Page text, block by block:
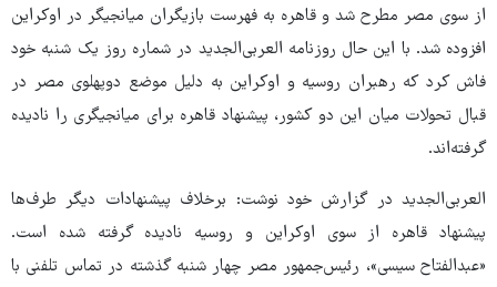
از سوی مصر مطرح شد و قاهره به فهرست بازیگران میانجیگر در اوکراین
افزوده شد. با این حال روزنامه العربی‌الجدید در شماره روز یک شنبه خود
فاش کرد که رهبران روسیه و اوکراین به دلیل موضع دوپهلوی مصر در
قبال تحولات میان این دو کشور، پیشنهاد قاهره برای میانجیگری را نادیده
گرفته‌اند.
العربی‌الجدید در گزارش خود نوشت: برخلاف پیشنهادات دیگر طرف‌ها
پیشنهاد قاهره از سوی اوکراین و روسیه نادیده گرفته شده است.
«عبدالفتاح سیسی»، رئیس‌جمهور مصر چهار شنبه گذشته در تماس تلفنی با